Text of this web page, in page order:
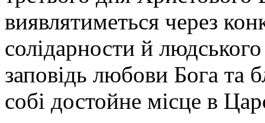
виявлятиметься через
солідарности й
заповідь любови Бога та
собі достойне місце в